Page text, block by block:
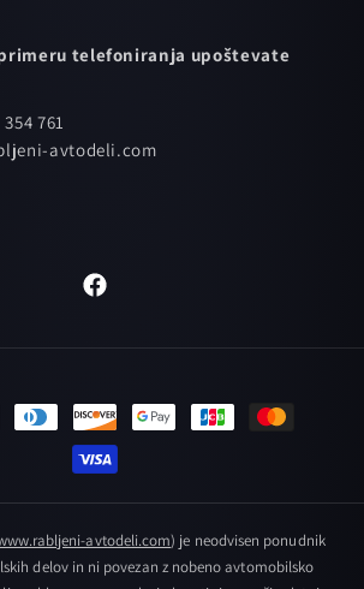
telefoniranja upoštevate
761
avtodeli.com
Facebook
avtodeli.com) je neodvisen ponudnik
delov in ni povezan z nobeno avtomobilsko